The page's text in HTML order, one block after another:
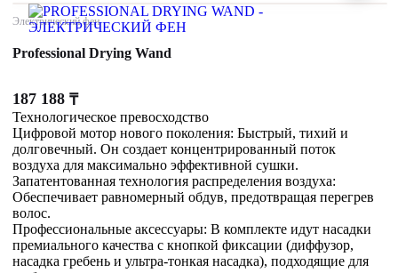
Электрический фен
Professional Drying Wand
187 188 ₸
Технологическое превосходство
Цифровой мотор нового поколения: Быстрый, тихий и
долговечный. Он создает концентрированный поток
воздуха для максимально эффективной сушки.
Запатентованная технология распределения воздуха:
Обеспечивает равномерный обдув, предотвращая перегрев
волос.
Профессиональные аксессуары: В комплекте идут насадки
премиального качества с кнопкой фиксации (диффузор,
насадка гребень и ультра-тонкая насадка), подходящие для